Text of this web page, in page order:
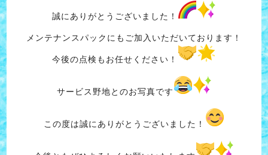
誠にありがとうございました！
メンテナンスパックにもご加入いただいております！
今後の点検もお任せください！
サービス野地とのお写真です
この度は誠にありがとうございました！